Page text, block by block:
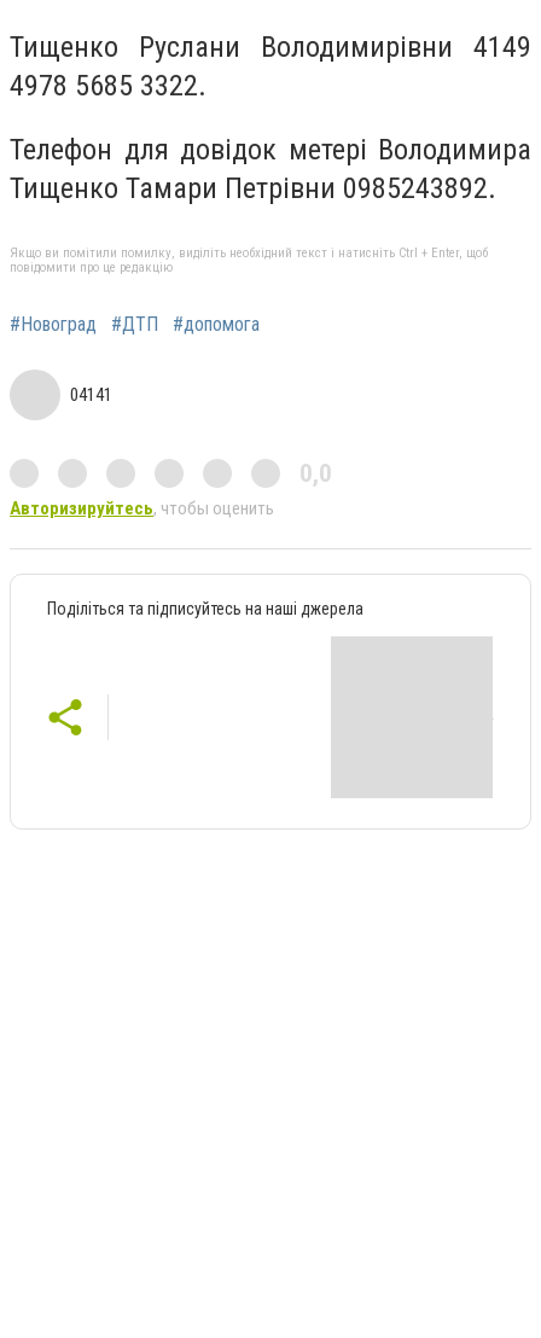
Тищенко Руслани Володимирівни 4149
4978 5685 3322.
Телефон для довідок метері Володимира
Тищенко Тамари Петрівни 0985243892.
Якщо ви помітили помилку, виділіть необхідний текст і натисніть Ctrl + Enter, щоб
повідомити про це редакцію
#Новоград #ДТП #допомога
04141
0,0
Авторизируйтесь, чтобы оценить
Поділіться та підписуйтесь на наші джерела